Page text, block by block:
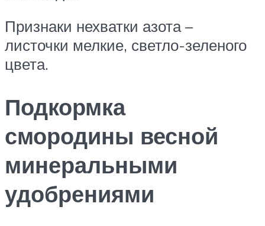
Признаки нехватки азота –
листочки мелкие, светло-зеленого
цвета.
Подкормка
смородины весной
минеральными
удобрениями